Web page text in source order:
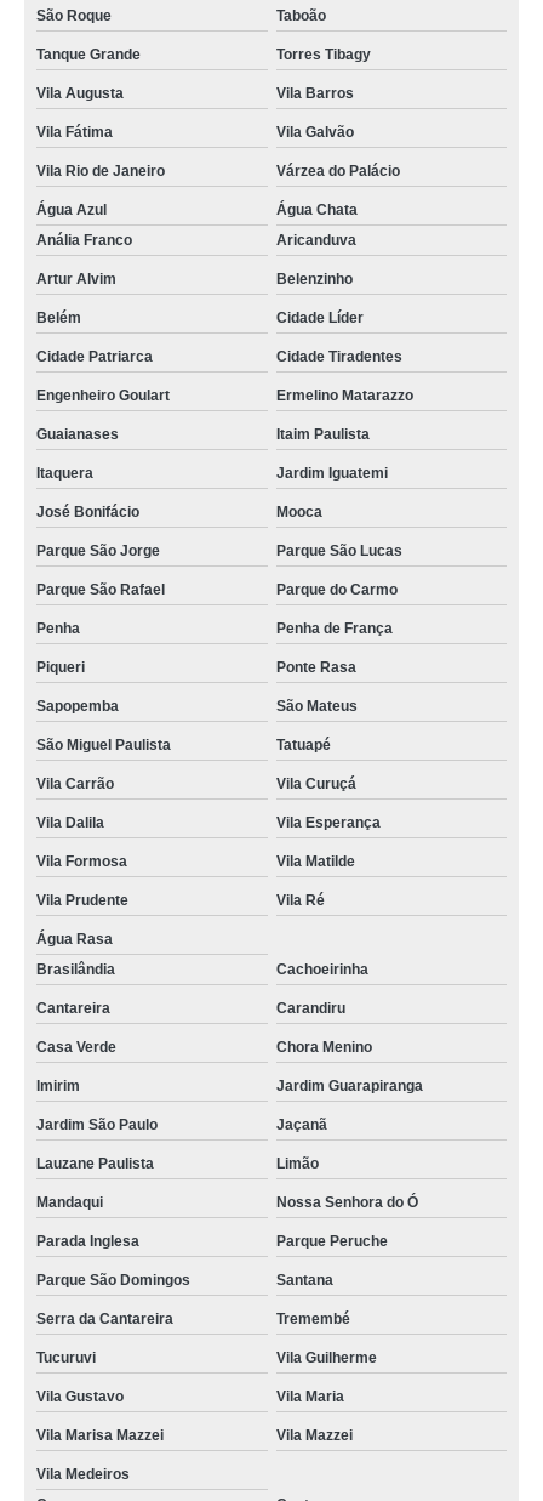
clínica de raio x em sp Vila Medeiros
clínica de raio x em são paulo sp Morros
São Roque Taboão
Tanque Grande Torres Tibagy
Vila Augusta Vila Barros
Vila Fátima Vila Galvão
Vila Rio de Janeiro Várzea do Palácio
Água Azul
Água Chata
Anália Franco
Aricanduva
Artur Alvim Belenzinho
Belém Cidade Líder
Cidade Patriarca Cidade Tiradentes
Engenheiro Goulart Ermelino Matarazzo
Guaianases Itaim Paulista
Itaquera Jardim Iguatemi
José Bonifácio Mooca
Parque São Jorge Parque São Lucas
Parque São Rafael Parque do Carmo
Penha Penha de França
Piqueri Ponte Rasa
Sapopemba São Mateus
São Miguel Paulista Tatuapé
Vila Carrão Vila Curuçá
Vila Dalila Vila Esperança
Vila Formosa Vila Matilde
Vila Prudente Vila Ré
Água Rasa
Brasilândia
Cachoeirinha
Cantareira Carandiru
Casa Verde Chora Menino
Imirim Jardim Guarapiranga
Jardim São Paulo Jaçanã
Lauzane Paulista Limão
Mandaqui Nossa Senhora do Ó
Parada Inglesa Parque Peruche
Parque São Domingos Santana
Serra da Cantareira Tremembé
Tucuruvi Vila Guilherme
Vila Gustavo Vila Maria
Vila Marisa Mazzei Vila Mazzei
Vila Medeiros